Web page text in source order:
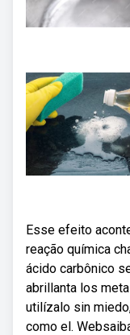
Esse efeito
reação química
ácido carbônico
abrillanta los
utilízalo sin
como el.